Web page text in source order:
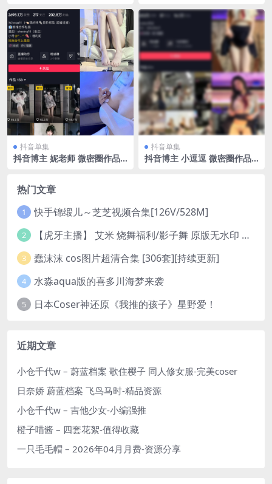
023.11.07
抖音单集
抖音博主 妮老师 微密圈作品
抖音单集
抖音博主 小逗逗 微密圈作品
热门文章
1 快手锦缎儿～芝芝视频合集[126V/528M]
2 【虎牙主播】 艾米 烧舞福利/影子舞 原版无水印 （1v/130m）
3 蠢沫沫 cos图片超清合集 [306套][持续更新]
4 水淼aqua版的喜多川海梦来袭
5 日本Coser神还原《我推的孩子》星野爱！
近期文章
小仓千代w – 蔚蓝档案 歌住樱子 同人修女服-完美coser
日奈娇 蔚蓝档案 飞鸟马时-精品资源
小仓千代w – 吉他少女-小编强推
橙子喵酱 – 四套花絮-值得收藏
一只毛毛帽 – 2026年04月月费-资源分享